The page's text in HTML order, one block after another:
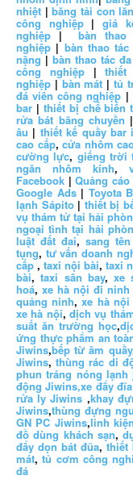
nhiệt |băng tải con lăn
công nghiệp|giá
nghiệp |bàn thao
nghiệp | bàn thao
nặng | bàn thao tác
công nghiệp|
nghiệp | bàn mát | tủ
đá viên công nghiệp |
bar | thiết bị chế biến
rửa bát băng chuyền |
âu | thiết kế quầy bar
cao cấp, cửa nhôm
cường lực, giếng trời
ngăn nhôm kính,
Facebook |Quảng cáo
Google Ads| Toyota
lạnh Sápito | thiết bị
vụ thám tử tại hải
ngoại tình tại hải
luật đất đai, sang
tụng, tư vấn doanh
cấp , taxi nội bài, taxi
bài,taxi sân bay,xe
hoá, xe hà nội đi ninh
quảng ninh,xe hà
xe hà nội,dịch vụ
suất ăn trường học,
ứng thực phẩm an
Jiwins,bếp từ âm quầy
Jiwins,thùng rác di
phun tráng nóng lạnh
động Jiwins,xe đẩy
rửa ly Jiwins ,khay
Jiwins,thùng đựng
GN PC Jiwins,linh
đồ dùng khách sạn,
đẩy dọn bát đũa, thiết
mát,tủ cơm công
đá